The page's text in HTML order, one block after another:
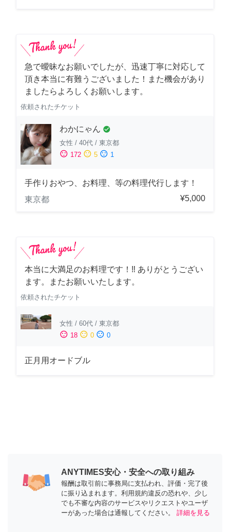
急で曖昧なお願いでしたが、迅速丁寧に対応して
頂き本当に有難うございました！また機会があり
ましたらよろしくお願いします。
依頼されたチケット
わかにゃん check_circle
女性 / 40代 / 東京都
sentiment_satisfied 172 sentiment_neutral 5 sentiment_dissatisfied 1
手作りおやつ、お料理、等の料理代行します！
東京都
¥5,000
本当に大満足のお料理です！‼️ ありがとうござい
ます。またお願いいたします。
依頼されたチケット
女性 / 60代 / 東京都
sentiment_satisfied 18 sentiment_neutral 0 sentiment_dissatisfied 0
正月用オードブル
ANYTIMES安心・安全への取り組み
報酬は取引前に事務局に支払われ、評価・完了後
に振り込まれます。利用規約違反の恐れや、少し
でも不審な内容のサービスやリクエストやユーザ
ーがあった場合は通報してください。
詳細を見る